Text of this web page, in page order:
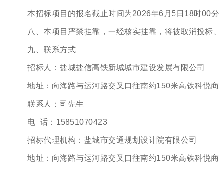
本招标项目的报名截止时间为2026年6月5日18时00
八、本项目严禁挂靠，一经核实挂靠，将被取消投
九、联系方式
招标人：盐城盐信高铁新城城市建设发展有限公司
地址：向海路与运河路交叉口往南约150米高铁科悦
联系人：司先生
电 话：15851070423
招标代理机构：盐城市交通规划设计院有限公司
地址：向海路与运河路交叉口往南约150米高